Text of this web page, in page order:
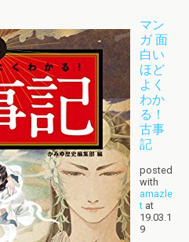
マン
ガ 面
白い
ほど
よく
わか
る！
古事
記
posted
with
amazle
t at
19.03.1
9